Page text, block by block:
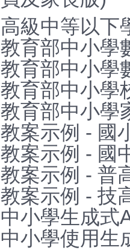
高級中等以下
教育部中小學
教育部中小學
教育部中小學
教育部中小學
教案示例 - 國
教案示例 - 國
教案示例 - 普
教案示例 - 技
中小學生成式
中小學使用生